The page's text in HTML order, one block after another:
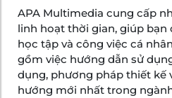
APA Multimedia cung cấp
linh hoạt thời gian, giúp bạn
học tập và công việc cá
gồm việc hướng dẫn sử
dụng, phương pháp thiết kế
hướng mới nhất trong